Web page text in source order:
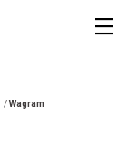
/Wagram